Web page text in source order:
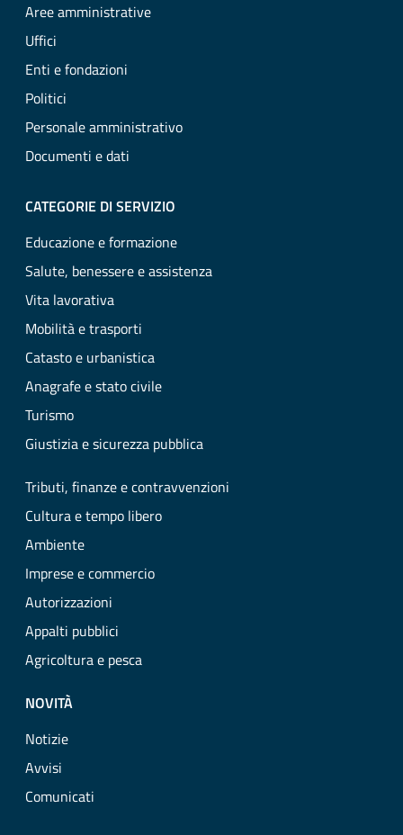
Aree amministrative
Uffici
Enti e fondazioni
Politici
Personale amministrativo
Documenti e dati
CATEGORIE DI SERVIZIO
Educazione e formazione
Salute, benessere e assistenza
Vita lavorativa
Mobilità e trasporti
Catasto e urbanistica
Anagrafe e stato civile
Turismo
Giustizia e sicurezza pubblica
Tributi, finanze e contravvenzioni
Cultura e tempo libero
Ambiente
Imprese e commercio
Autorizzazioni
Appalti pubblici
Agricoltura e pesca
NOVITÀ
Notizie
Avvisi
Comunicati